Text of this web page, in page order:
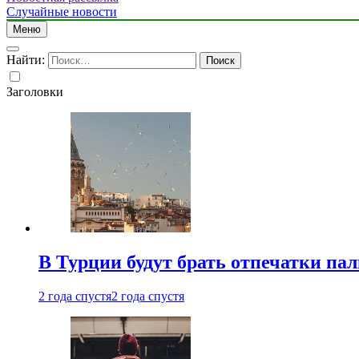
Случайные новости
Меню
Найти:
Заголовки
В Турции будут брать отпечатки
2 года спустя2 года спустя